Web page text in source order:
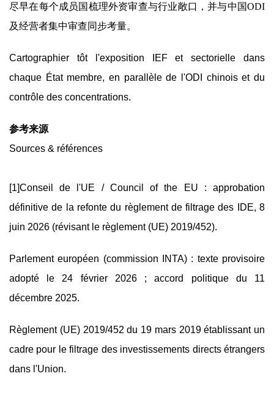
尽早在每个成员国梳理外资审查与行业敞口，并与中国ODI
及经营者集中审查同步考量。
Cartographier tôt l'exposition IEF et sectorielle dans
chaque État membre, en parallèle de l'ODI chinois et du
contrôle des concentrations.
参考来源
Sources & références
[1]Conseil de l'UE / Council of the EU : approbation
définitive de la refonte du règlement de filtrage des IDE, 8
juin 2026 (révisant le règlement (UE) 2019/452).
Parlement européen (commission INTA) : texte provisoire
adopté le 24 février 2026 ; accord politique du 11
décembre 2025.
Règlement (UE) 2019/452 du 19 mars 2019 établissant un
cadre pour le filtrage des investissements directs étrangers
dans l'Union.